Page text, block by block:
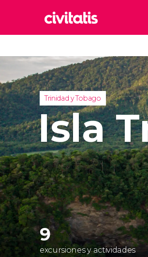
Trinidad y Tobago
Isla
9
excursiones y actividades